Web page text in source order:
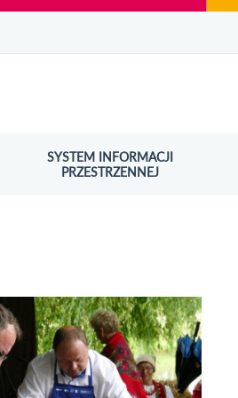
SYSTEM INFORMACJI
PRZESTRZENNEJ
OTWORZY SIĘ W NOWYM OKNIE